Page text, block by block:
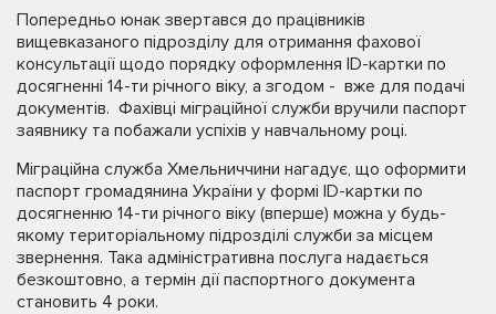
Попередньо юнак звертався до працівників
вищевказаного підрозділу для отримання фахової
консультації щодо порядку оформлення ID-картки по
досягненні 14-ти річного віку, а згодом - вже для подачі
документів. Фахівці міграційної служби вручили паспорт
заявнику та побажали успіхів у навчальному році.
Міграційна служба Хмельниччини нагадує, що оформити
паспорт громадянина України у формі ID-картки по
досягненню 14-ти річного віку (вперше) можна у будь-
якому територіальному підрозділі служби за місцем
звернення. Така адміністративна послуга надається
безкоштовно, а термін дії паспортного документа
становить 4 роки.